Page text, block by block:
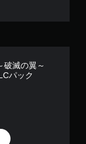
破滅の翼～
パック